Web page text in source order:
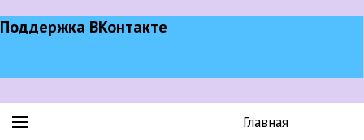
Поддержка ВКонтакте
Главная